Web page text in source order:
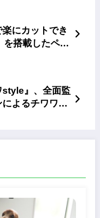
楽にカットでき
を搭載したペッ
style』、全面監
よるチワワ限